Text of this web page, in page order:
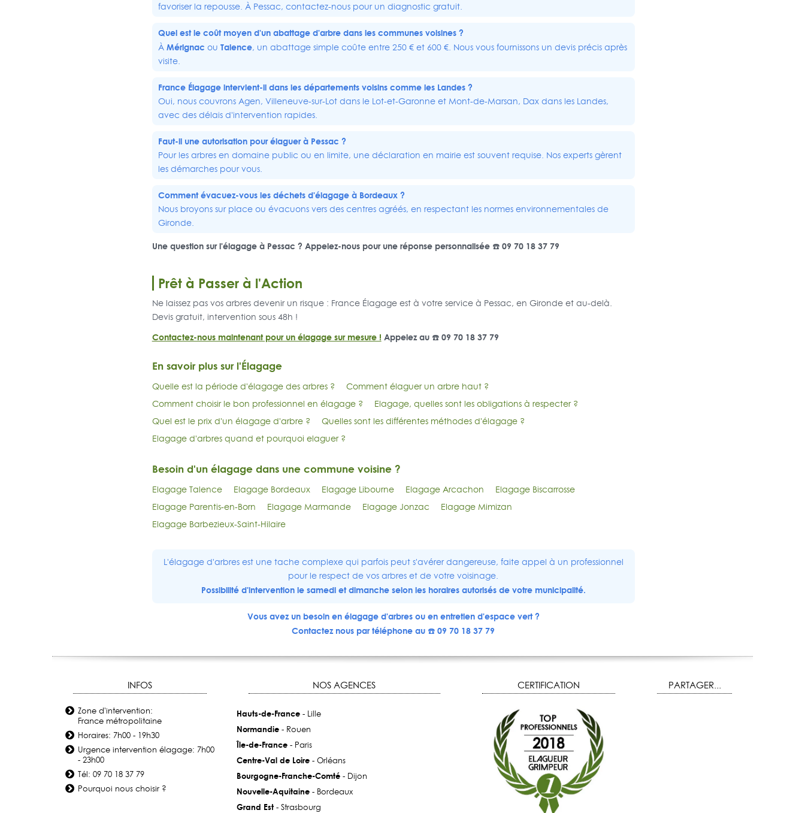
favoriser la repousse. À Pessac, contactez-nous pour un diagnostic gratuit.
Quel est le coût moyen d'un abattage d'arbre dans les communes voisines ?
À Mérignac ou Talence, un abattage simple coûte entre 250 € et 600 €. Nous vous fournissons un devis précis après
visite.
France Élagage intervient-il dans les départements voisins comme les Landes ?
Oui, nous couvrons Agen, Villeneuve-sur-Lot dans le Lot-et-Garonne et Mont-de-Marsan, Dax dans les Landes,
avec des délais d'intervention rapides.
Faut-il une autorisation pour élaguer à Pessac ?
Pour les arbres en domaine public ou en limite, une déclaration en mairie est souvent requise. Nos experts gèrent
les démarches pour vous.
Comment évacuez-vous les déchets d'élagage à Bordeaux?
Nous broyons sur place ou évacuons vers des centres agréés, en respectant les normes environnementales de
Gironde.
Une question sur l'élagage à Pessac ? Appelez-nous pour une réponse personnalisée ☎️ 09 70 18 37 79
Prêt à Passer à l'Action
Ne laissez pas vos arbres devenir un risque : France Élagage est à votre service à Pessac, en Gironde et au-delà.
Devis gratuit, intervention sous 48h !
Contactez-nous maintenant pour un élagage sur mesure ! Appelez au ☎️ 09 70 18 37 79
En savoir plus sur l'Élagage
Quelle est la période d'élagage des arbres ?
Comment élaguer un arbre haut ?
Comment choisir le bon professionnel en élagage ?
Elagage, quelles sont les obligations à respecter ?
Quel est le prix d'un élagage d'arbre ?
Quelles sont les différentes méthodes d'élagage ?
Elagage d'arbres quand et pourquoi elaguer ?
Besoin d'un élagage dans une commune voisine ?
Elagage Talence Elagage Bordeaux Elagage Libourne Elagage Arcachon
Elagage Biscarrosse
Elagage Parentis-en-Born
Elagage Marmande Elagage Jonzac
Elagage Mimizan
Elagage Barbezieux-Saint-Hilaire
L'élagage d'arbres est une tache complexe qui parfois peut s'avérer dangereuse, faite appel à un professionnel
pour le respect de vos arbres et de votre voisinage.
Possibilité d'intervention le samedi et dimanche selon les horaires autorisés de votre municipalité.
Vous avez un besoin en élagage d'arbres ou en entretien d'espace vert ?
Contactez nous par téléphone au ☎️ 09 70 18 37 79
INFOS
Zone d'intervention:
France métropolitaine
Horaires: 7h00 - 19h30
Urgence intervention élagage: 7h00
- 23h00
Tél: 09 70 18 37 79
Pourquoi nous choisir ?
NOS AGENCES
Hauts-de-France- Lille
Normandie- Rouen
Île-de-France- Paris
Centre-Val de Loire- Orléans
Bourgogne-Franche-Comté- Dijon
Nouvelle-Aquitaine- Bordeaux
Grand Est- Strasbourg
CERTIFICATION PARTAGER...